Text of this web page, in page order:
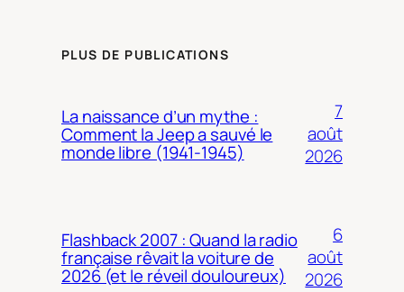
PLUS DE PUBLICATIONS
La naissance d’un mythe :
Comment la Jeep a sauvé le
monde libre (1941-1945)
7
août
2026
Flashback 2007 : Quand la radio
française rêvait la voiture de
2026 (et le réveil douloureux)
6
août
2026